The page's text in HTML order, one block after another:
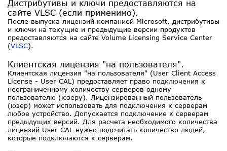
Дистрибутивы и ключи предоставляются на
сайте VLSC (если применимо).
После выпуска лицензий компанией Microsoft, дистрибутивы
и ключи на текущие и предыдущие версии продуктов
предоставляются на сайте Volume Licensing Service Center
(VLSC).
Клиентская лицензия "на пользователя".
Клиентская лицензия "на пользователя" (User Client Access
License - User CAL) предоставляет право подключения к
неограниченному количеству серверов одному
пользователю (юзеру). Лицензированный пользователь
(юзер) может использовать для подключения к серверам
любое устройство. Допускается подключение к серверам
предыдущих версий. Для расчета необходимого количества
лицензий User CAL нужно подсчитать количество людей,
которые подключаются к серверам.